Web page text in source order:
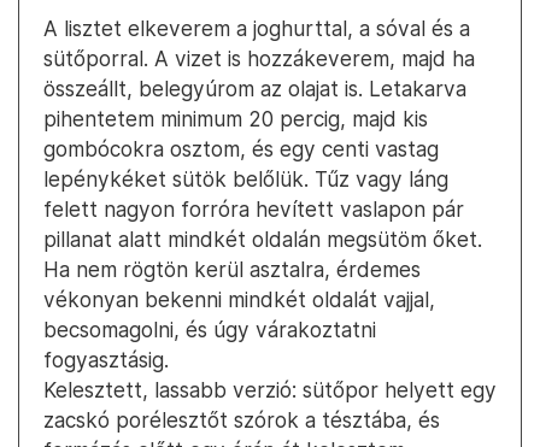
A lisztet elkeverem a joghurttal, a sóval és a
sütőporral. A vizet is hozzákeverem, majd ha
összeállt, belegyúrom az olajat is. Letakarva
pihentetem minimum 20 percig, majd kis
gombócokra osztom, és egy centi vastag
lepénykéket sütök belőlük. Tűz vagy láng
felett nagyon forróra hevített vaslapon pár
pillanat alatt mindkét oldalán megsütöm őket.
Ha nem rögtön kerül asztalra, érdemes
vékonyan bekenni mindkét oldalát vajjal,
becsomagolni, és úgy várakoztatni
fogyasztásig.
Kelesztett, lassabb verzió: sütőpor helyett egy
zacskó porélesztőt szórok a tésztába, és